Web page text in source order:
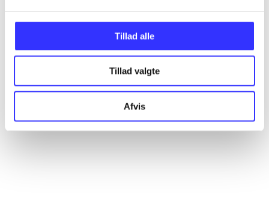
Tillad alle
Tillad valgte
Afvis
...